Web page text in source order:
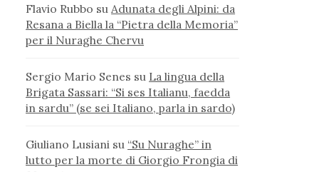
Flavio Rubbo su Adunata degli Alpini: da
Resana a Biella la “Pietra della Memoria”
per il Nuraghe Chervu
Sergio Mario Senes su La lingua della
Brigata Sassari: “Si ses Italianu, faedda
in sardu” (se sei Italiano, parla in sardo)
Giuliano Lusiani su “Su Nuraghe” in
lutto per la morte di Giorgio Frongia di